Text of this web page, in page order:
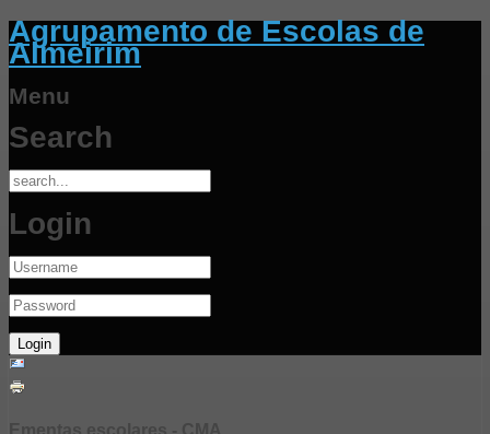
Agrupamento de Escolas de
Almeirim
Menu
Search
Login
Ementas escolares - CMA